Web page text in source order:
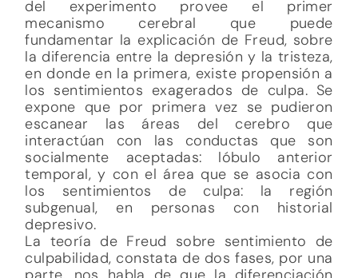
del experimento provee el primer
mecanismo cerebral que puede
fundamentar la explicación de Freud, sobre
la diferencia entre la depresión y la tristeza,
en donde en la primera, existe propensión a
los sentimientos exagerados de culpa. Se
expone que por primera vez se pudieron
escanear las áreas del cerebro que
interactúan con las conductas que son
socialmente aceptadas: lóbulo anterior
temporal, y con el área que se asocia con
los sentimientos de culpa: la región
subgenual, en personas con historial
depresivo.
La teoría de Freud sobre sentimiento de
culpabilidad, constata de dos fases, por una